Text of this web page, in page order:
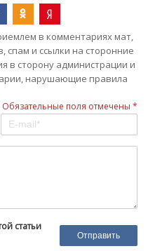
в комментариях мат,
спам и ссылки на сторонние
в сторону администрации и
нарушающие правила
Обязательные поля отмечены *
статьи